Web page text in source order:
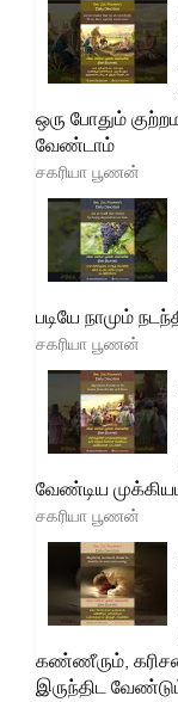
ஒரு போதும்
வேண்டாம்
சகரியா பூணன்
படியே நாமும்
சகரியா பூணன்
வேண்டிய
சகரியா பூணன்
கண்ணீரும்,
இருந்திட